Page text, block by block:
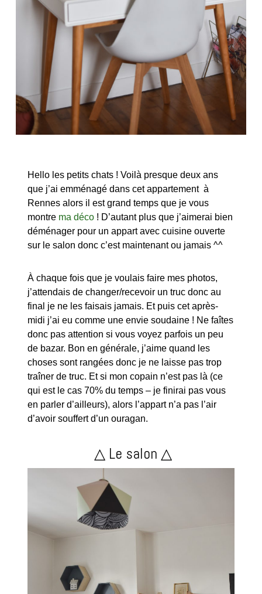
Hello les petits chats ! Voilà presque deux ans
que j’ai emménagé dans cet appartement à
Rennes alors il est grand temps que je vous
montre ma déco ! D’autant plus que j’aimerai bien
déménager pour un appart avec cuisine ouverte
sur le salon donc c’est maintenant ou jamais ^^
À chaque fois que je voulais faire mes photos,
j’attendais de changer/recevoir un truc donc au
final je ne les faisais jamais. Et puis cet après-
midi j’ai eu comme une envie soudaine ! Ne faîtes
donc pas attention si vous voyez parfois un peu
de bazar. Bon en générale, j’aime quand les
choses sont rangées donc je ne laisse pas trop
traîner de truc. Et si mon copain n’est pas là (ce
qui est le cas 70% du temps – je finirai pas vous
en parler d’ailleurs), alors l’appart n’a pas l’air
d’avoir souffert d’un ouragan.
△ Le salon △